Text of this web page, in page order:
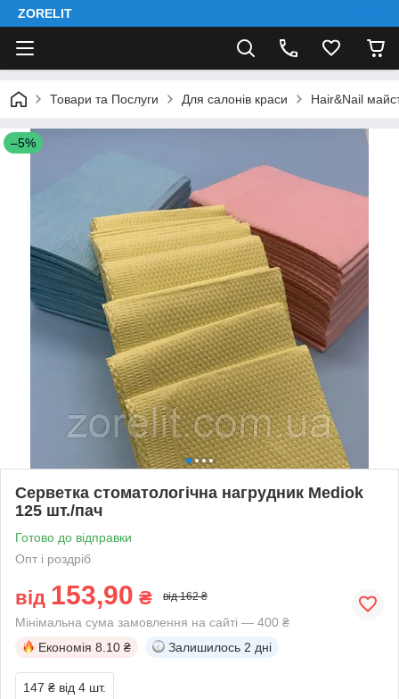
ZORELIT
Товари та Послуги Для салонів краси Hair&Nail
–5%
Серветка стоматологічна нагрудник Mediok
125 шт./пач
Готово до відправки
Опт і роздріб
від 153,90 ₴ від 162 ₴
Мінімальна сума замовлення на сайті — 400 ₴
Економія 8.10 ₴ Залишилось 2 дні
147 ₴ від 4 шт.